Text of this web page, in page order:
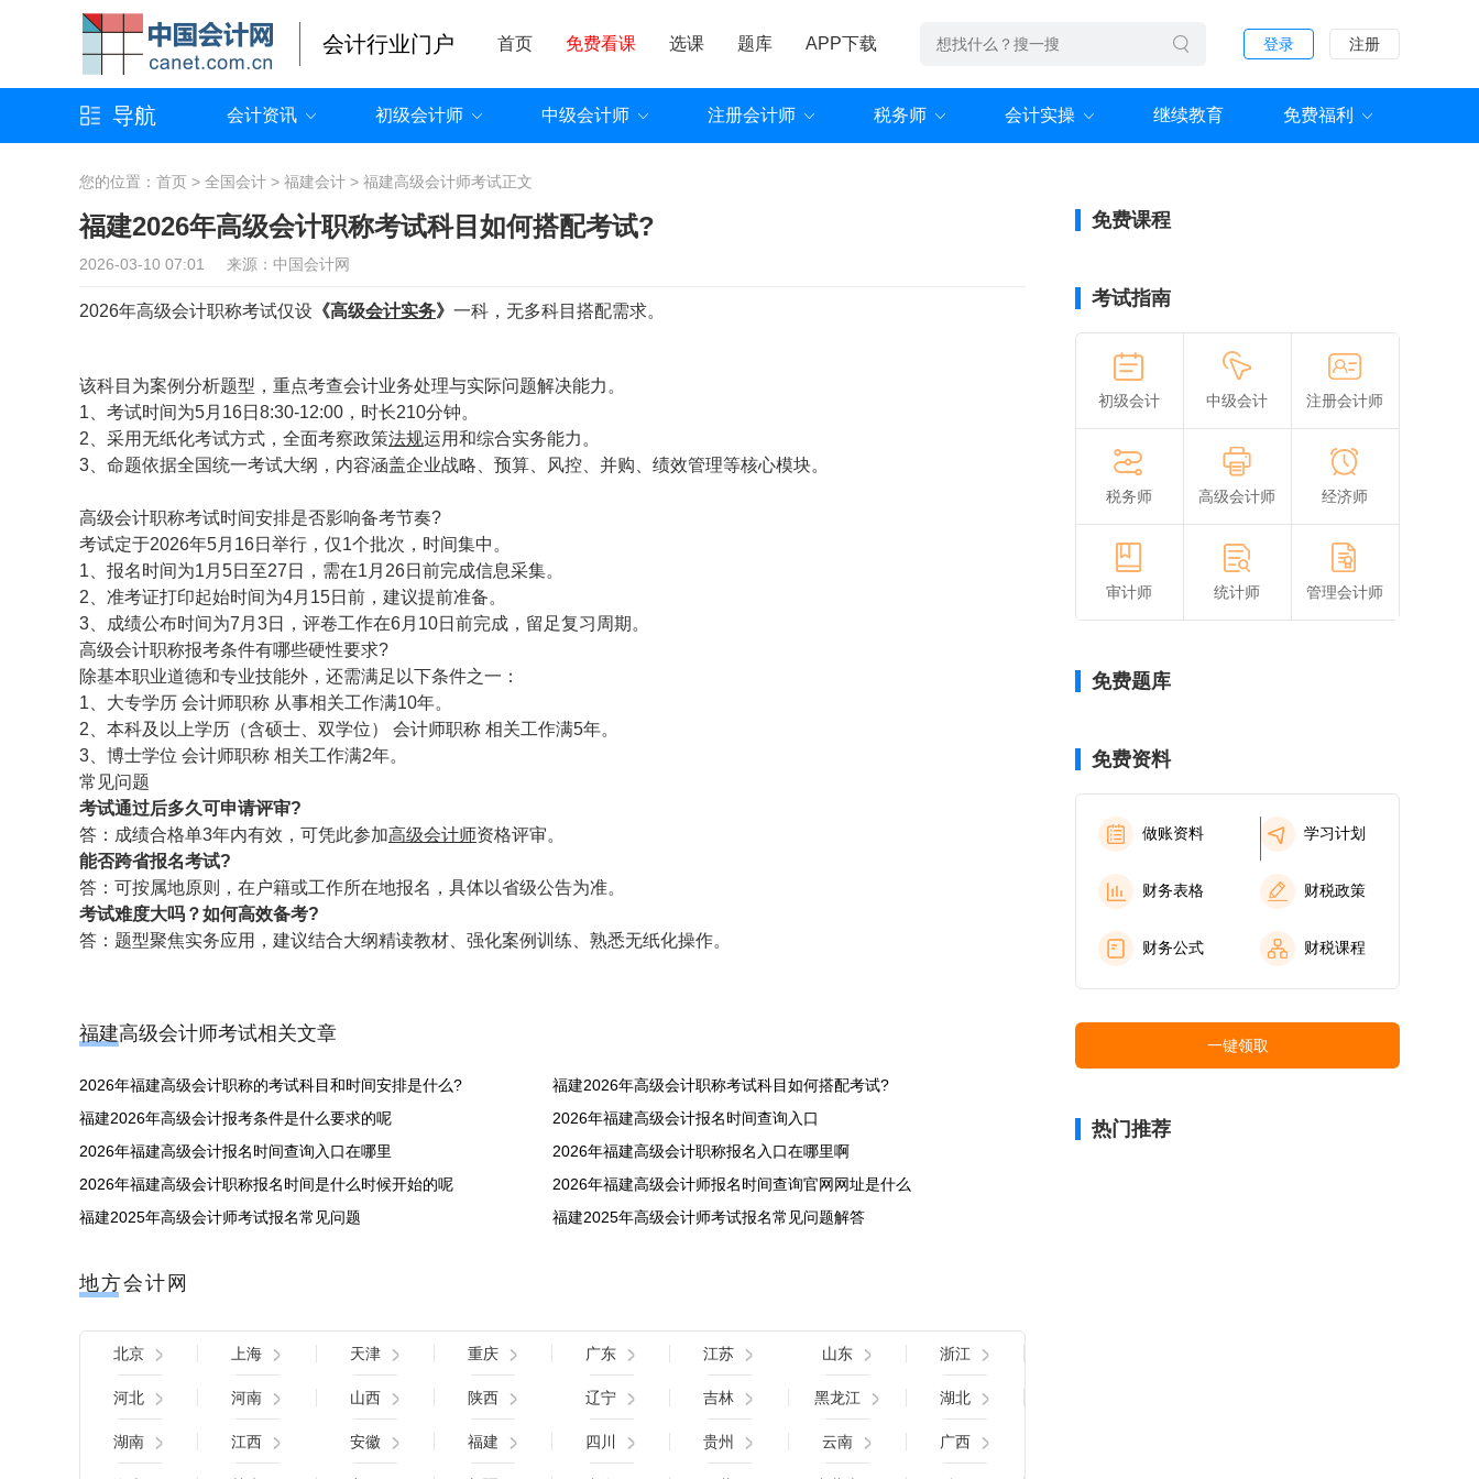
会计行业门户 首页 免费看课 选课 题库 APP下载 登录 注册
导航 会计资讯 初级会计师 中级会计师 注册会计师 税务师 会计实操 继续教育 免费福利
您的位置： 首页 > 全国会计 > 福建会计 > 福建高级会计师考试正文
福建2026年高级会计职称考试科目如何搭配考试?
2026-03-10 07:01 来源：中国会计网
2026年高级会计职称考试仅设 《高级会计实务》 一科，无多科目搭配需求。
该科目为案例分析题型，重点考查会计业务处理与实际问题解决能力。
1、考试时间为5月16日8:30-12:00，时长210分钟。
2、采用无纸化考试方式，全面考察政策法规运用和综合实务能力。
3、命题依据全国统一考试大纲，内容涵盖企业战略、预算、风控、并购、绩效管理等核心模块。
高级会计职称考试时间安排是否影响备考节奏?
考试定于2026年5月16日举行，仅1个批次，时间集中。
1、报名时间为1月5日至27日，需在1月26日前完成信息采集。
2、准考证打印起始时间为4月15日前，建议提前准备。
3、成绩公布时间为7月3日，评卷工作在6月10日前完成，留足复习周期。
高级会计职称报考条件有哪些硬性要求?
除基本职业道德和专业技能外，还需满足以下条件之一：
1、大专学历 会计师职称 从事相关工作满10年。
2、本科及以上学历（含硕士、双学位） 会计师职称 相关工作满5年。
3、博士学位 会计师职称 相关工作满2年。
常见问题
考试通过后多久可申请评审?
答：成绩合格单3年内有效，可凭此参加高级会计师资格评审。
能否跨省报名考试?
答：可按属地原则，在户籍或工作所在地报名，具体以省级公告为准。
考试难度大吗？如何高效备考?
答：题型聚焦实务应用，建议结合大纲精读教材、强化案例训练、熟悉无纸化操作。
福建高级会计师考试相关文章
2026年福建高级会计职称的考试科目和时间安排是什么?
福建2026年高级会计职称考试科目如何搭配考试?
福建2026年高级会计报考条件是什么要求的呢
2026年福建高级会计报名时间查询入口
2026年福建高级会计报名时间查询入口在哪里
2026年福建高级会计职称报名入口在哪里啊
2026年福建高级会计职称报名时间是什么时候开始的呢
2026年福建高级会计师报名时间查询官网网址是什么
福建2025年高级会计师考试报名常见问题
福建2025年高级会计师考试报名常见问题解答
地方会计网
北京 上海 天津 重庆 广东 江苏 山东 浙江
河北 河南 山西 陕西 辽宁 吉林 黑龙江 湖北
湖南 江西 安徽 福建 四川 贵州 云南 广西
免费课程
考试指南
初级会计 中级会计 注册会计师
税务师 高级会计师 经济师
审计师 统计师 管理会计师
免费题库
免费资料
做账资料 学习计划
财务表格 财税政策
财务公式 财税课程
一键领取
热门推荐